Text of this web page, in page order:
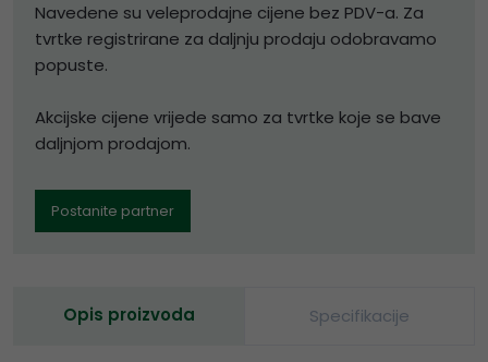
Navedene su veleprodajne cijene bez PDV-a. Za
tvrtke registrirane za daljnju prodaju odobravamo
popuste.
Akcijske cijene vrijede samo za tvrtke koje se bave
daljnjom prodajom.
Postanite partner
Opis proizvoda Specifikacije